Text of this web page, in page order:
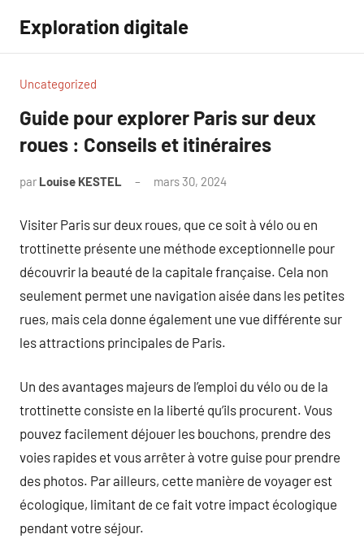
contenu
Exploration digitale
Uncategorized
Guide pour explorer Paris sur deux
roues : Conseils et itinéraires
par Louise KESTEL mars 30, 2024
Visiter Paris sur deux roues, que ce soit à vélo ou en
trottinette présente une méthode exceptionnelle pour
découvrir la beauté de la capitale française. Cela non
seulement permet une navigation aisée dans les petites
rues, mais cela donne également une vue différente sur
les attractions principales de Paris.
Un des avantages majeurs de l’emploi du vélo ou de la
trottinette consiste en la liberté qu’ils procurent. Vous
pouvez facilement déjouer les bouchons, prendre des
voies rapides et vous arrêter à votre guise pour prendre
des photos. Par ailleurs, cette manière de voyager est
écologique, limitant de ce fait votre impact écologique
pendant votre séjour.